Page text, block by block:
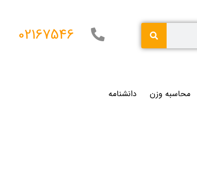
02167546
محاسبه وزن دانشنامه